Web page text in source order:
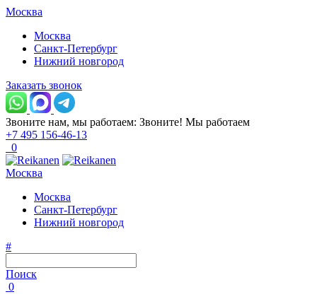
Москва
Москва
Санкт-Петербург
Нижний новгород
Заказать звонок
Звоните нам, мы работаем: Звоните! Мы работаем
+7 495 156-46-13
0
Москва
Москва
Санкт-Петербург
Нижний новгород
#
Поиск
0